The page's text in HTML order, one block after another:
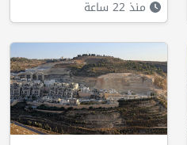
منذ 22 ساعة